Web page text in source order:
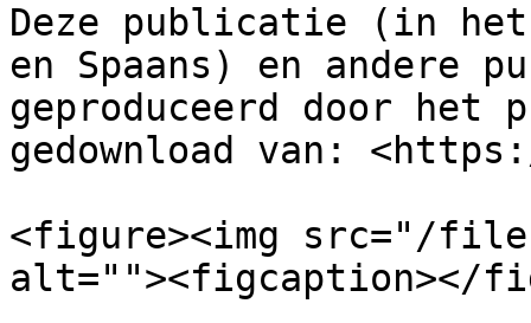
Deze publicatie (in
en Spaans) en andere
geproduceerd door het
gedownload van:
<figure><img src="/files/
alt=""><figcaption></